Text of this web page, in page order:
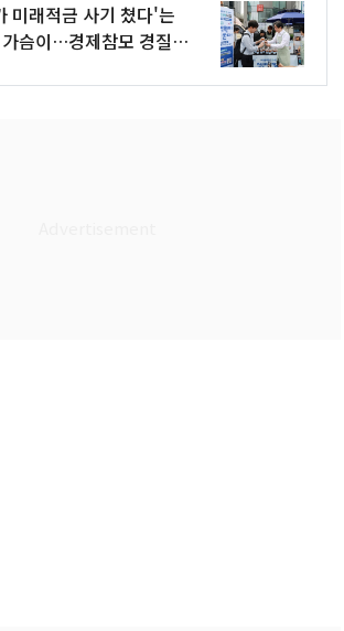
미래적금 사기 쳤다'는
슴이…경제참모 경질